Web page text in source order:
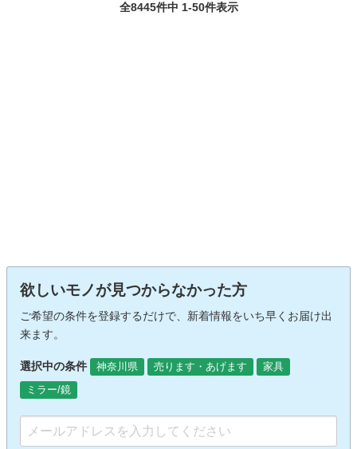
全8445件中 1-50件表示
欲しいモノが見つからなかった方
ご希望の条件を登録するだけで、新着情報をいち早くお届け出
来ます。
選択中の条件 神奈川県 売ります・あげます
家具
ミラー/鏡